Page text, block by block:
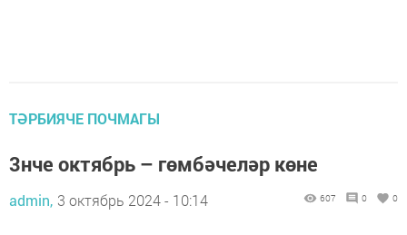
ТӘРБИЯЧЕ ПОЧМАГЫ
3нче октябрь – гөмбәчеләр көне
admin, 3 октябрь 2024 - 10:14 607 0 0